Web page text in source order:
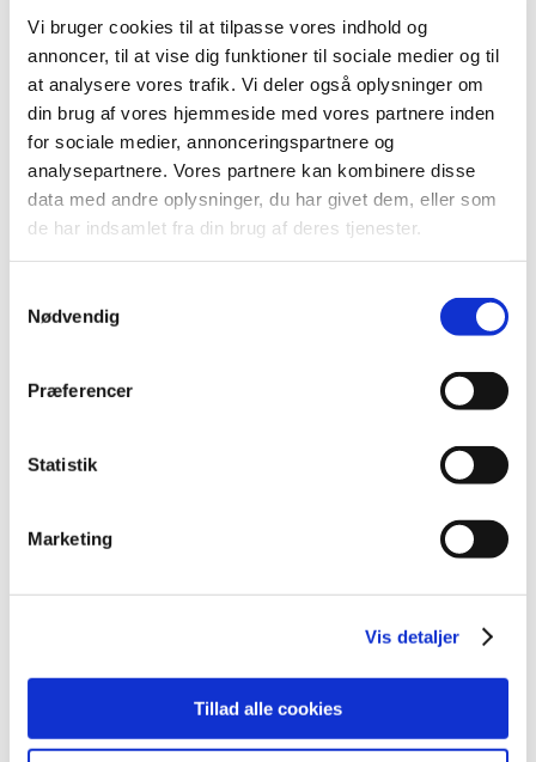
Vi bruger cookies til at tilpasse vores indhold og
annoncer, til at vise dig funktioner til sociale medier og til
at analysere vores trafik. Vi deler også oplysninger om
din brug af vores hjemmeside med vores partnere inden
for sociale medier, annonceringspartnere og
analysepartnere. Vores partnere kan kombinere disse
data med andre oplysninger, du har givet dem, eller som
de har indsamlet fra din brug af deres tjenester.
Nødvendig
Præferencer
Statistik
Marketing
Vis detaljer
Tillad alle cookies
Lægemiddelstyrelsen stiller ikke længere krav om
overførsel af rapporter om 3. lands alvorlige og…
Medicintilskudsnævnet har modtaget 12 nye
høringssvar om tilskudsstatus for medicin mod
astma og KOL
|3. juli 2017|
TID
2025 (158)
2023 (195)
2017 (167)